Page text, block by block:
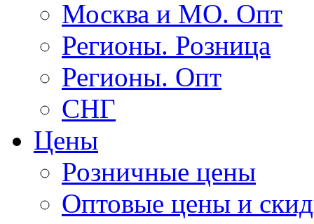
Москва и МО. Опт
Регионы. Розница
Регионы. Опт
СНГ
Цены
Розничные цены
Оптовые цены и